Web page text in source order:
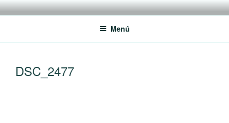
Saltar
al
RREDSI
Red Regional de Semilleros de Investigación RREDSI
Menú
DSC_2477